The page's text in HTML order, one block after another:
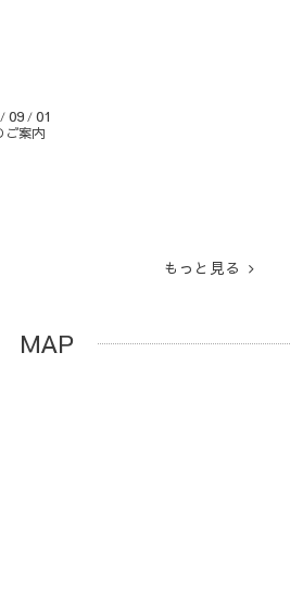
/ 09 / 01
ご案内
もっと見る
MAP